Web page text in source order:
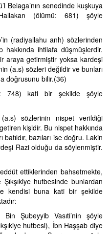
Belaga’nın senedinde kuşkuya
(ölümü: 681) şöyle
(radiyallahu anh) sözlerinden
hakkında ihtilafa düşmüşlerdir.
araya getirmiştir yoksa kardeşi
(a.s) sözleri değildir ve bunları
doğrusunu bilir.(36)
748) kati bir şekilde şöyle
sözlerinin nispet verildiği
kişidir. Bu nispet hakkında
bazıları ise doğru. Lakin
Razi olduğu da söylenmiştir.
ettiklerinden bahsetmekte,
hutbesinde bunlardan
kendisi buna kati bir şekilde
Bin Şubeyyib Vasıti’nin şöyle
hutbesi), İbn Haşşab diye